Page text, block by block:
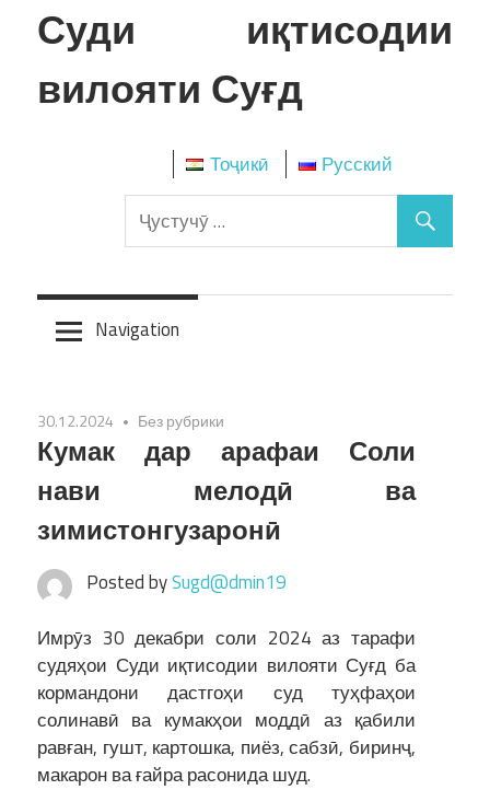
Skip
to
Суди иқтисодии
вилояти Суғд
Тоҷикӣ Русский
Navigation
30.12.2024 Без рубрики
Кумак дар арафаи Соли
нави мелодӣ ва
зимистонгузаронӣ
Posted bySugd@dmin19
Имрӯз 30 декабри соли 2024 аз тарафи
судяҳои Суди иқтисодии вилояти Суғд ба
кормандони дастгоҳи суд туҳфаҳои
солинавӣ ва кумакҳои моддӣ аз қабили
равған, гушт, картошка, пиёз, сабзӣ, биринҷ,
макарон ва ғайра расонида шуд.